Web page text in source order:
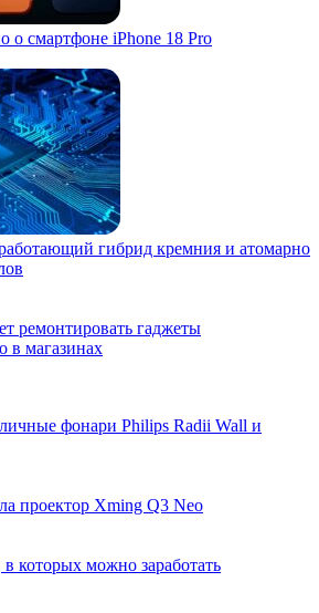
о смартфоне iPhone 18 Pro
гибрид кремния и атомарно
ремонтировать гаджеты
в магазинах
фонари Philips Radii Wall и
проектор Xming Q3 Neo
которых можно заработать